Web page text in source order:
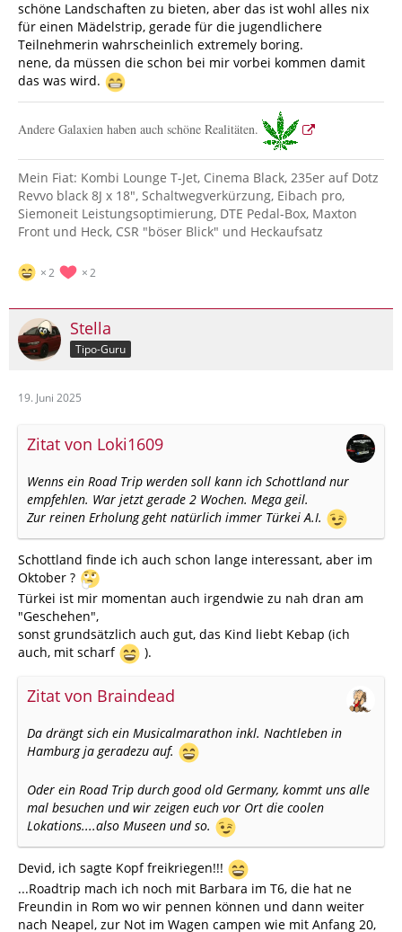
schöne Landschaften zu bieten, aber das ist wohl alles nix
für einen Mädelstrip, gerade für die jugendlichere
Teilnehmerin wahrscheinlich extremely boring.
nene, da müssen die schon bei mir vorbei kommen damit
das was wird.
Andere Galaxien haben auch schöne Realitäten.
Mein Fiat: Kombi Lounge T-Jet, Cinema Black, 235er auf Dotz
Revvo black 8J x 18", Schaltwegverkürzung, Eibach pro,
Siemoneit Leistungsoptimierung, DTE Pedal-Box, Maxton
Front und Heck, CSR "böser Blick" und Heckaufsatz
2 2
Stella
Tipo-Guru
19. Juni 2025
Zitat von Loki1609
Wenns ein Road Trip werden soll kann ich Schottland nur
empfehlen. War jetzt gerade 2 Wochen. Mega geil.
Zur reinen Erholung geht natürlich immer Türkei A.I.
Schottland finde ich auch schon lange interessant, aber im
Oktober ?
Türkei ist mir momentan auch irgendwie zu nah dran am
"Geschehen",
sonst grundsätzlich auch gut, das Kind liebt Kebap (ich
auch, mit scharf
).
Zitat von Braindead
Da drängt sich ein Musicalmarathon inkl. Nachtleben in
Hamburg ja geradezu auf.
Oder ein Road Trip durch good old Germany, kommt uns alle
mal besuchen und wir zeigen euch vor Ort die coolen
Lokations....also Museen und so.
Devid, ich sagte Kopf freikriegen!!!
...Roadtrip mach ich noch mit Barbara im T6, die hat ne
Freundin in Rom wo wir pennen können und dann weiter
nach Neapel, zur Not im Wagen campen wie mit Anfang 20,